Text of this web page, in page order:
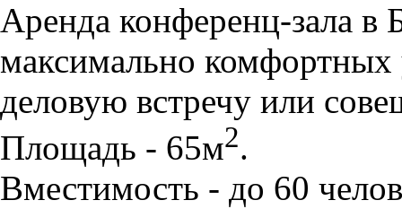
Аренда конференц-зала в
максимально комфортных
деловую встречу или
Площадь - 65м2.
Вместимость - до 60